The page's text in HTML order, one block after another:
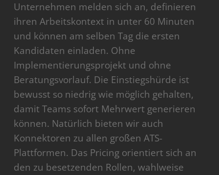
Unternehmen melden sich an, definieren
ihren Arbeitskontext in unter 60 Minuten
und können am selben Tag die ersten
Kandidaten einladen. Ohne
Implementierungsprojekt und ohne
Beratungsvorlauf. Die Einstiegshürde ist
bewusst so niedrig wie möglich gehalten,
damit Teams sofort Mehrwert generieren
können. Natürlich bieten wir auch
Konnektoren zu allen großen ATS-
Plattformen. Das Pricing orientiert sich an
den zu besetzenden Rollen, wahlweise